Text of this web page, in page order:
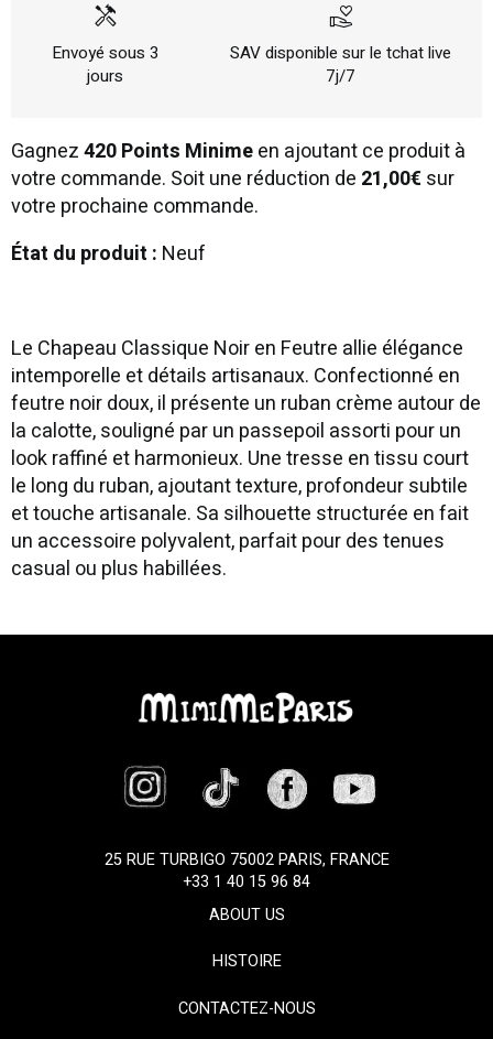
handyman
Envoyé sous 3
jours
volunteer_activism
SAV disponible sur le tchat live
7j/7
Gagnez420 Points Minimeen ajoutant ce produit à
votre commande. Soit une réduction de 21,00€sur
votre prochaine commande.
État du produit : Neuf
Le Chapeau Classique Noir en Feutre allie élégance
intemporelle et détails artisanaux. Confectionné en
feutre noir doux, il présente un ruban crème autour de
la calotte, souligné par un passepoil assorti pour un
look raffiné et harmonieux. Une tresse en tissu court
le long du ruban, ajoutant texture, profondeur subtile
et touche artisanale. Sa silhouette structurée en fait
un accessoire polyvalent, parfait pour des tenues
casual ou plus habillées.
25 RUE TURBIGO 75002 PARIS, FRANCE
+33 1 40 15 96 84
ABOUT US
HISTOIRE
CONTACTEZ-NOUS